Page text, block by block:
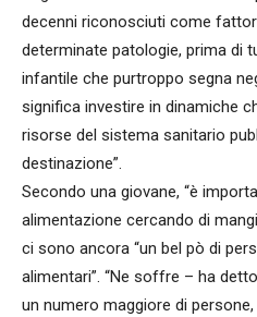
decenni riconosciuti come
determinate patologie, prima di
infantile che purtroppo segna
significa investire in dinamiche
risorse del sistema sanitario
destinazione”.
Secondo una giovane, “è
alimentazione cercando di
ci sono ancora “un bel pò di
alimentari”. “Ne soffre – ha
un numero maggiore di